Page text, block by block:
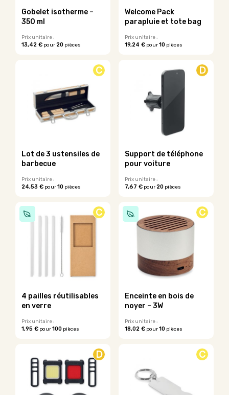
Gobelet isotherme –
350 ml
Prix unitaire :
13,42 € pour20 pièces
Welcome Pack
parapluie et tote bag
Prix unitaire :
19,24 €pour10pièces
C
Lot de 3 ustensiles de
barbecue
Prix unitaire :
24,53 € pour10 pièces
produit
a
plusieurs
sur
du
produit
D
Support de téléphone
pour voiture
Prix unitaire :
7,67 €pour20pièces
C
4 pailles réutilisables
en verre
Prix unitaire :
1,95 € pour100 pièces
C
Enceinte en bois de
noyer – 3W
Prix unitaire :
18,02 €pour10pièces
D C